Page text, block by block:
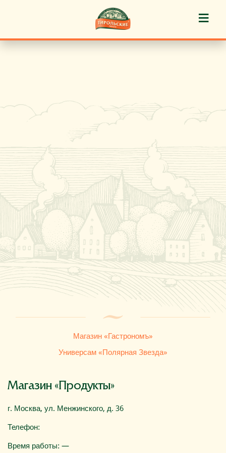
Магазин «Гастрономъ»
Универсам «Полярная Звезда»
Магазин «Продукты»
г. Москва, ул. Менжинского, д. 36
Телефон:
Время работы: —
≡
Пирожные «Тирольские» ®
Торты «Тирольские» ®
Куличи
Кафе-кондитерские
Новости
Где купить
О компании